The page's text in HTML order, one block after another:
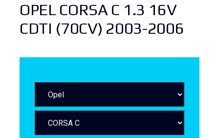
OPEL CORSA C 1.3 16V
CDTI (70CV) 2003-2006